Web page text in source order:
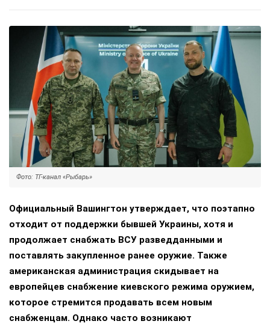
Фото: ТГ-канал «Рыбарь»
Официальный Вашингтон утверждает, что поэтапно
отходит от поддержки бывшей Украины, хотя и
продолжает снабжать ВСУ разведданными и
поставлять закупленное ранее оружие. Также
американская администрация скидывает на
европейцев снабжение киевского режима оружием,
которое стремится продавать всем новым
снабженцам. Однако часто возникают